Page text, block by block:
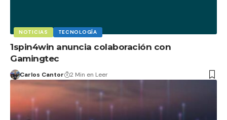
NOTICIAS TECNOLOGÍA
1spin4win anuncia colaboración con
Gamingtec
Carlos Cantor 2 Min en Leer